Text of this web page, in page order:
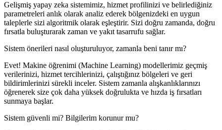
Gelişmiş yapay zeka sistemimiz, hizmet profilinizi ve belirlediğiniz
parametreleri anlık olarak analiz ederek bölgenizdeki en uygun
taleplerle sizi algoritmik olarak eşleştirir. Sizi doğru zamanda, doğru
fırsatla buluşturarak zaman ve yakıt tasarrufu sağlar.
Sistem önerileri nasıl oluşturuluyor, zamanla beni tanır mı?
Evet! Makine öğrenimi (Machine Learning) modellerimiz geçmiş
verilerinizi, hizmet tercihlerinizi, çalıştığınız bölgeleri ve geri
bildirimlerinizi sürekli inceler. Sistem zamanla alışkanlıklarınızı
öğrenerek size çok daha yüksek doğrulukta ve hızda iş fırsatları
sunmaya başlar.
Sistem güvenli mi? Bilgilerim korunur mu?